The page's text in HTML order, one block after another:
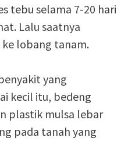
tebu selama 7-20 hari
Lalu saatnya
lobang tanam.
yang
kecil itu, bedeng
plastik mulsa lebar
pada tanah yang